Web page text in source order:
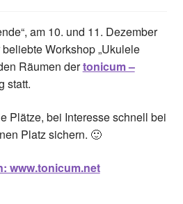
am 10. und 11. Dezember
Workshop „Ukulele
Räumen dertonicum –
statt.
Plätze, bei Interesse schnell bei
Platz sichern. 🙂
www.tonicum.net